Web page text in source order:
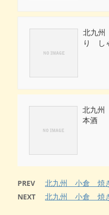
北九
り し
北九
本酒
PREV 北九州 小倉 焼
NEXT 北九州 小倉 焼